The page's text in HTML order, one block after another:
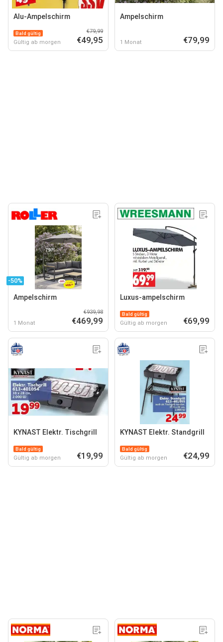
Alu-Ampelschirm
Bald gültig
Gültig ab morgen
€79,99
€49,95
Ampelschirm
1 Monat €79,99
-50%
Ampelschirm
1 Monat
€939,98
€469,99
Luxus-ampelschirm
Bald gültig
Gültig ab morgen €69,99
KYNAST Elektr. Tischgrill
Bald gültig
Gültig ab morgen €19,99
KYNAST Elektr. Standgrill
Bald gültig
Gültig ab morgen €24,99